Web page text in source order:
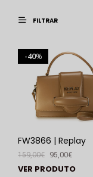
FILTRAR
%
40
FW3866 | Replay
159,00€ 95,00€
VER PRODUTO